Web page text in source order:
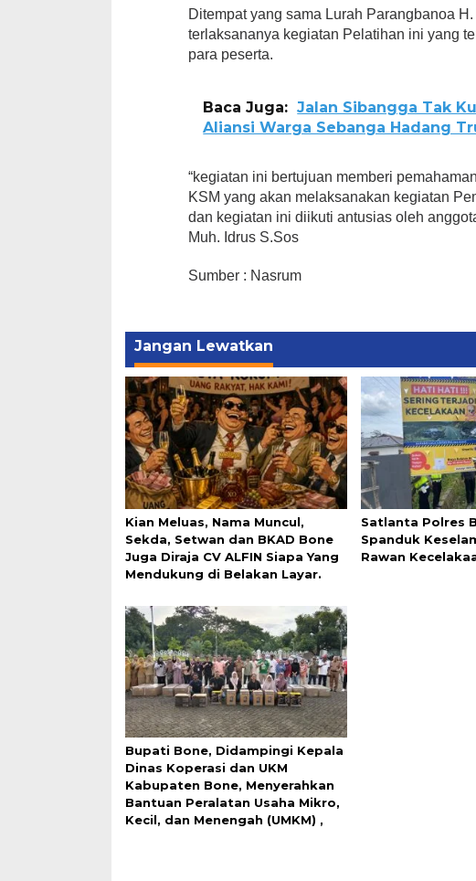
Ditempat yang sama Lurah Parangbanoa
terlaksananya kegiatan Pelatihan ini yang
para peserta.
Baca Juga: Jalan Sibangga Tak
Aliansi Warga Sebanga Hadang
“kegiatan ini bertujuan memberi
KSM yang akan melaksanakan kegiatan
dan kegiatan ini diikuti antusias oleh
Muh. Idrus S.Sos
Sumber : Nasrum
Jangan Lewatkan
Kian Meluas, Nama Muncul,
Sekda, Setwan dan BKAD Bone
Juga Diraja CV ALFIN Siapa Yang
Mendukung di Belakan Layar.
Satlanta Polres
Spanduk
Rawan
Bupati Bone, Didampingi Kepala
Dinas Koperasi dan UKM
Kabupaten Bone, Menyerahkan
Bantuan Peralatan Usaha Mikro,
Kecil, dan Menengah (UMKM) ,